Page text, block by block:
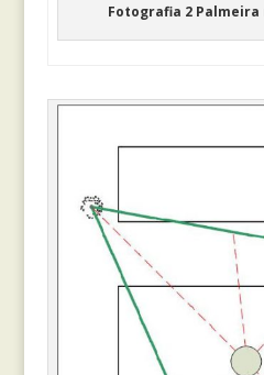
Fotografia 2